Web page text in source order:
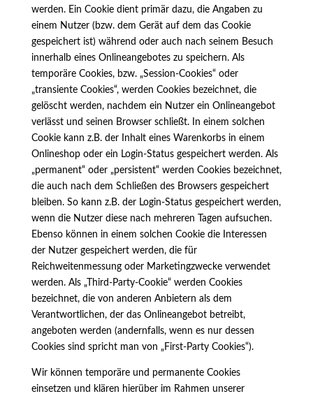
werden. Ein Cookie dient primär dazu, die Angaben zu
einem Nutzer (bzw. dem Gerät auf dem das Cookie
gespeichert ist) während oder auch nach seinem Besuch
innerhalb eines Onlineangebotes zu speichern. Als
temporäre Cookies, bzw. „Session-Cookies“ oder
„transiente Cookies“, werden Cookies bezeichnet, die
gelöscht werden, nachdem ein Nutzer ein Onlineangebot
verlässt und seinen Browser schließt. In einem solchen
Cookie kann z.B. der Inhalt eines Warenkorbs in einem
Onlineshop oder ein Login-Status gespeichert werden. Als
„permanent“ oder „persistent“ werden Cookies bezeichnet,
die auch nach dem Schließen des Browsers gespeichert
bleiben. So kann z.B. der Login-Status gespeichert werden,
wenn die Nutzer diese nach mehreren Tagen aufsuchen.
Ebenso können in einem solchen Cookie die Interessen
der Nutzer gespeichert werden, die für
Reichweitenmessung oder Marketingzwecke verwendet
werden. Als „Third-Party-Cookie“ werden Cookies
bezeichnet, die von anderen Anbietern als dem
Verantwortlichen, der das Onlineangebot betreibt,
angeboten werden (andernfalls, wenn es nur dessen
Cookies sind spricht man von „First-Party Cookies“).
Wir können temporäre und permanente Cookies
einsetzen und klären hierüber im Rahmen unserer